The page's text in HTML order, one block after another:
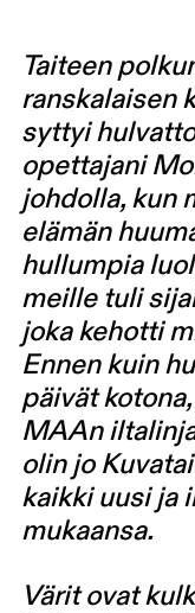
Taiteen
ranskalaisen
syttyi
opettajani
johdolla, kun
elämän
hullumpia
meille tuli
joka kehotti
Ennen kuin
päivät
MAAn
olin jo
kaikki uusi ja
mukaansa.
Värit ovat